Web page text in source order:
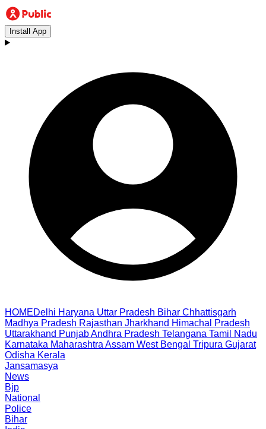
Install App
HOMEDelhi Haryana Uttar Pradesh Bihar Chhattisgarh
Madhya Pradesh Rajasthan Jharkhand Himachal Pradesh
Uttarakhand PunjabAndhra Pradesh Telangana Tamil Nadu
Karnataka Maharashtra Assam West Bengal Tripura Gujarat
Odisha Kerala
Jansamasya
News
Bjp
National
Police
Bihar